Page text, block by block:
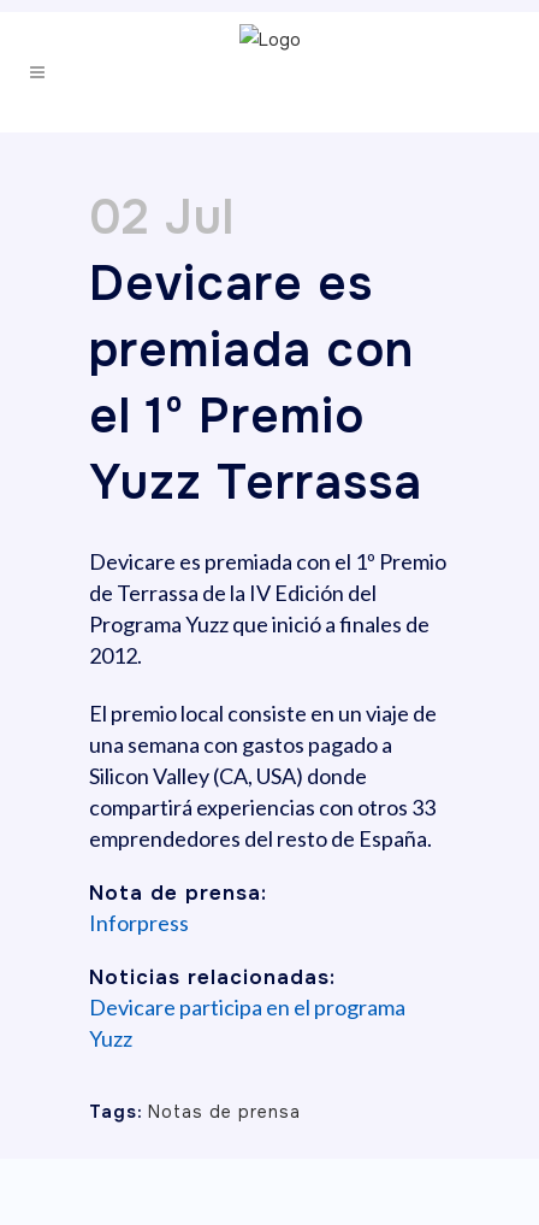
02 Jul
Devicare es
premiada con
el 1º Premio
Yuzz Terrassa
Devicare es premiada con el 1º Premio
de Terrassa de la IV Edición del
Programa Yuzz que inició a finales de
2012.
El premio local consiste en un viaje de
una semana con gastos pagado a
Silicon Valley (CA, USA) donde
compartirá experiencias con otros 33
emprendedores del resto de España.
Nota de prensa:
Inforpress
Noticias relacionadas:
Devicare participa en el programa
Yuzz
Tags: Notas de prensa